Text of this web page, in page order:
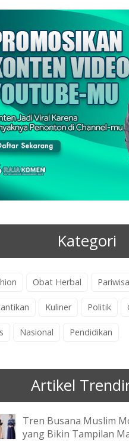
Kategori
Obat Herbal
Kuliner Politik
Nasional Pendidikan
Artikel
Tren Busana Muslim
yang Bikin Tampilan